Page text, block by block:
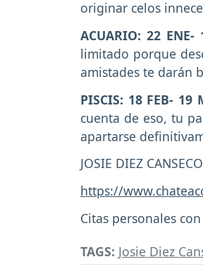
originar celos
ACUARIO: 22 ENE-
limitado porque
amistades te darán
PISCIS: 18 FEB- 19
cuenta de eso, tu
apartarse
JOSIE DIEZ CANSECO
https://
Citas personales
TAGS: Josie Diez